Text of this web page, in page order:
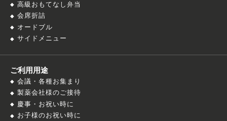
高級おもてなし弁当
会席折詰
オードブル
サイドメニュー
ご利用用途
会議・各種お集まり
製薬会社様のご接待
慶事・お祝い時に
お子様のお祝い時に